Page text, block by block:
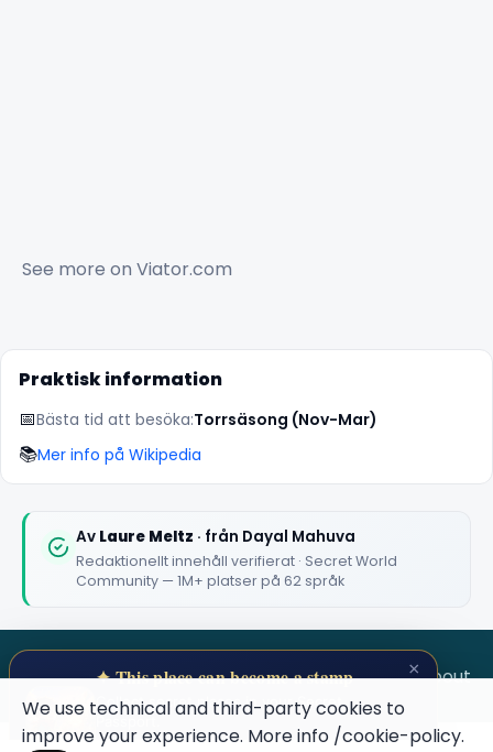
See more on Viator.com
Praktisk information
📅Bästa tid att besöka:Torrsäsong (Nov-Mar)
📚Mer info på Wikipedia
Av Laure Meltz · från Dayal Mahuva
Redaktionellt innehåll verifierat · Secret World
Community — 1M+ platser på 62 språk
SECRET WORLD TermsPrivacyAbout
We use technical and third-party cookies to
improve your experience. More info /cookie-policy.
×
✦ This place can become a stamp
Collect secret places in your Secret